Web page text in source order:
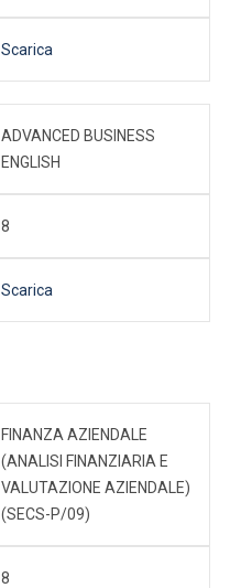
Scarica
ADVANCED BUSINESS
ENGLISH
8
Scarica
FINANZA AZIENDALE
(ANALISI FINANZIARIA E
VALUTAZIONE AZIENDALE)
(SECS-P/09)
8